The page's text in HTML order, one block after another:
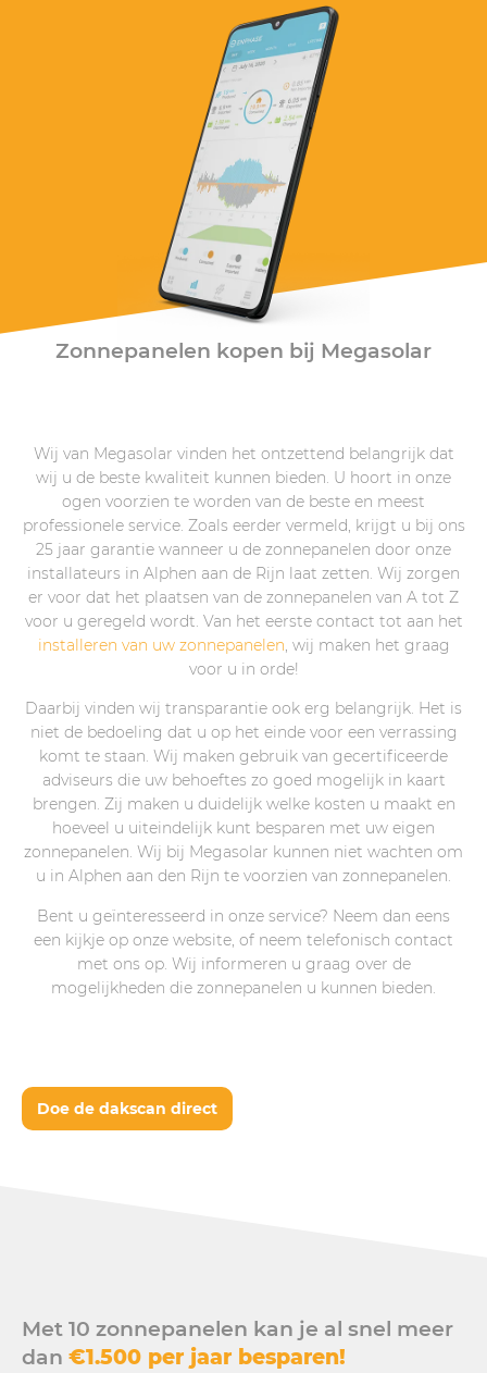
Zonnepanelen kopen bij Megasolar
Wij van Megasolar vinden het ontzettend belangrijk dat
wij u de beste kwaliteit kunnen bieden. U hoort in onze
ogen voorzien te worden van de beste en meest
professionele service. Zoals eerder vermeld, krijgt u bij ons
25 jaar garantie wanneer u de zonnepanelen door onze
installateurs in Alphen aan de Rijn laat zetten. Wij zorgen
er voor dat het plaatsen van de zonnepanelen van A tot Z
voor u geregeld wordt. Van het eerste contact tot aan het
installeren van uw zonnepanelen, wij maken het graag
voor u in orde!
Daarbij vinden wij transparantie ook erg belangrijk. Het is
niet de bedoeling dat u op het einde voor een verrassing
komt te staan. Wij maken gebruik van gecertificeerde
adviseurs die uw behoeftes zo goed mogelijk in kaart
brengen. Zij maken u duidelijk welke kosten u maakt en
hoeveel u uiteindelijk kunt besparen met uw eigen
zonnepanelen. Wij bij Megasolar kunnen niet wachten om
u in Alphen aan den Rijn te voorzien van zonnepanelen.
Bent u geïnteresseerd in onze service? Neem dan eens
een kijkje op onze website, of neem telefonisch contact
met ons op. Wij informeren u graag over de
mogelijkheden die zonnepanelen u kunnen bieden.
Doe de dakscan direct
Met 10 zonnepanelen kan je al snel meer
dan €1.500 per jaar besparen!